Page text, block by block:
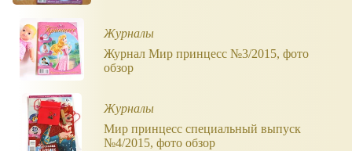
Журналы
Журнал Мир принцесс №3/2015, фото
обзор
Журналы
Мир принцесс специальный выпуск
№4/2015, фото обзор